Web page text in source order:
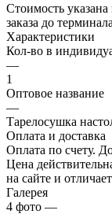
Стоимость
заказа до
Характеристики
Кол-во в
—
1
Оптовое название
—
Тарелосушка
Оплата и доставка
Оплата по счету.
Цена
на сайте и
Галерея
4 фото —